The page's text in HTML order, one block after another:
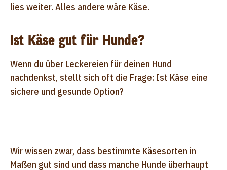
lies weiter. Alles andere wäre Käse.
Ist Käse gut für Hunde?
Wenn du über Leckereien für deinen Hund
nachdenkst, stellt sich oft die Frage: Ist Käse eine
sichere und gesunde Option?
Wir wissen zwar, dass bestimmte Käsesorten in
Maßen gut sind und dass manche Hunde überhaupt